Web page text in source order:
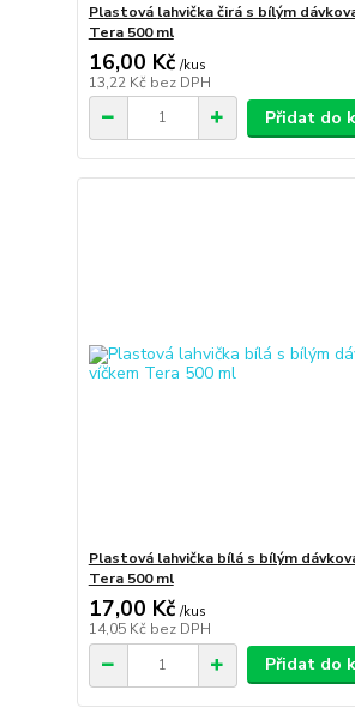
Plastová lahvička čirá s bílým
Tera 500 ml
16,00 Kč /kus
13,22 Kč bez DPH
Přidat do
Plastová lahvička bílá s bílým
Tera 500 ml
17,00 Kč /kus
14,05 Kč bez DPH
Přidat do